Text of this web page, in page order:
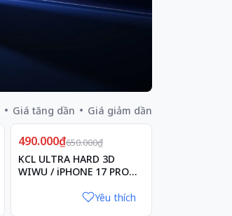
Giá tăng dần Giá giảm dần
Giảm25%
490.000₫650.000₫
KCL ULTRA HARD 3D
WIWU / iPHONE 17 PRO
Yêu thích